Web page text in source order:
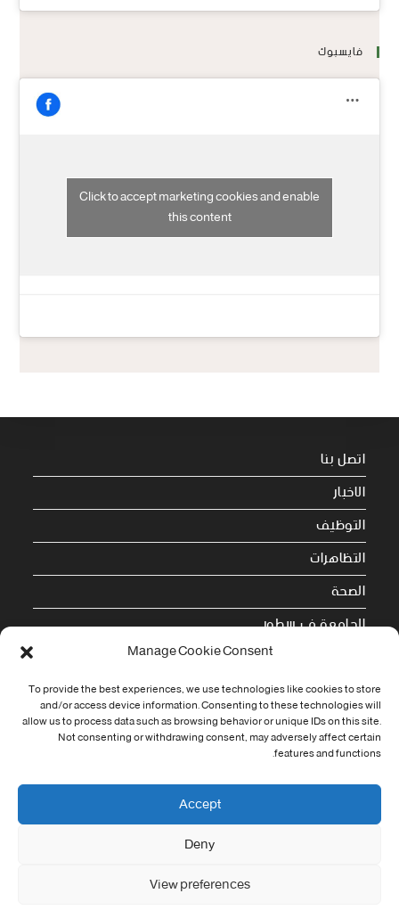
Manage Cookie Consent
To provide the best experiences, we use technologies like cookies to store
and/or access device information. Consenting to these technologies will
allow us to process data such as browsing behavior or unique IDs on this site.
Not consenting or withdrawing consent, may adversely affect certain
features and functions.
Accept
Deny
View preferences
فايسبوك
Click to accept marketing cookies and enable
this content
اتصل بنا
الاخبار
التوظيف
التظاهرات
الصحة
الجامعة في سطور
Cookie Policy (EU)
معلومات الاتصال
Address:
جامعة العربي التبسي طريق قسنطينة - تبسة